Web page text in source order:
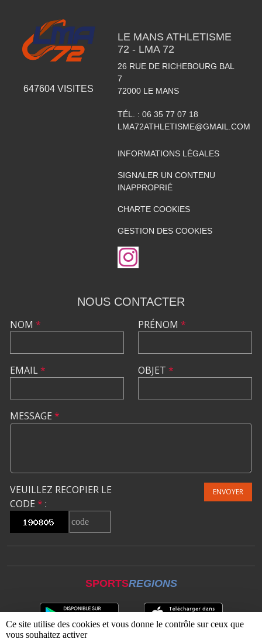
647604 VISITES
LE MANS ATHLETISME
72 - LMA 72
26 RUE DE RICHEBOURG BAL
7
72000 LE MANS
TÉL. : 06 35 77 07 18
LMA72ATHLETISME@GMAIL.COM
INFORMATIONS LÉGALES
SIGNALER UN CONTENU
INAPPROPRIÉ
CHARTE COOKIES
GESTION DES COOKIES
NOUS CONTACTER
NOM *
EMAIL*
PRÉNOM *
OBJET *
MESSAGE *
VEUILLEZ RECOPIER LE
CODE * :
ENVOYER
SPORTSREGIONS
Ce site utilise des cookies et vous donne le contrôle sur ceux que
vous souhaitez activer